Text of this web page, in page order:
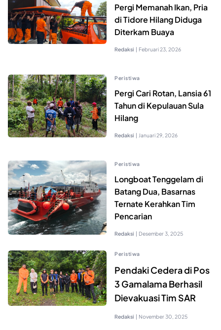
Pergi Memanah Ikan, Pria
di Tidore Hilang Diduga
Diterkam Buaya
Redaksi | Februari 23, 2026
Peristiwa
Pergi Cari Rotan, Lansia 61
Tahun di Kepulauan Sula
Hilang
Redaksi | Januari 29, 2026
Peristiwa
Longboat Tenggelam di
Batang Dua, Basarnas
Ternate Kerahkan Tim
Pencarian
Redaksi | Desember 3, 2025
Peristiwa
Pendaki Cedera di Pos
3 Gamalama Berhasil
Dievakuasi Tim SAR
Redaksi | November 30, 2025